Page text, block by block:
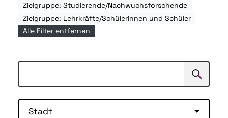
Zielgruppe: Studierende/Nachwuchsforschende
Zielgruppe: Lehrkräfte/Schülerinnen und Schüler
Alle Filter entfernen
Suchen
Stadt